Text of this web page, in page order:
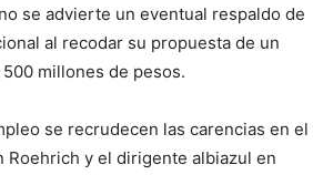
se advierte un eventual respaldo de
al recodar su propuesta de un
millones de pesos.
se recrudecen las carencias en el
Roehrich y el dirigente albiazul en